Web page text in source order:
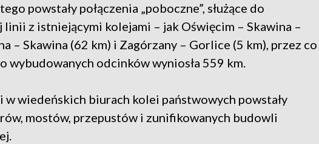
powstały połączenia „poboczne”, służące do
z istniejącymi kolejami – jak Oświęcim – Skawina –
– Skawina (62 km) i Zagórzany – Gorlice (5 km), przez co
wybudowanych odcinków wyniosła 559 km.
wiedeńskich biurach kolei państwowych powstały
mostów, przepustów i zunifikowanych budowli